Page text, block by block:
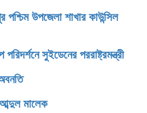
পশ্চিম উপজেলা শাখার কাউন্সিল
সুইডেনের পররাষ্ট্রমন্ত্রী
মালেক